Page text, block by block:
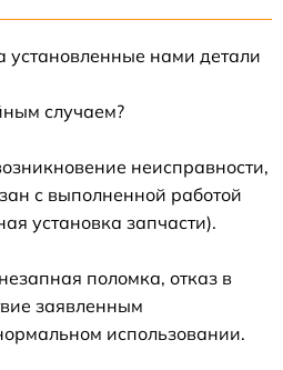
установленные нами детали
случаем?
неисправности,
с выполненной работой
установка запчасти).
поломка, отказ в
заявленным
использовании.